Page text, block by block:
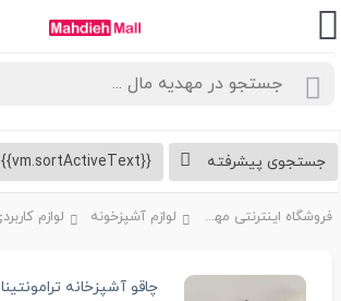
پیشرفته
فروشگاه اینترنتی مهدیه مال لوازم آشپزخونه
چاقو آشپزخانه ترامونتینا کد 24620080